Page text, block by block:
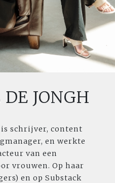
JONGH
is schrijver, content
en werkte
van een
vrouwen. Op haar
en op Substack